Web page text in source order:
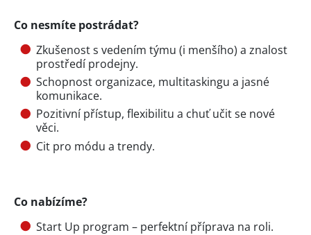
Co nesmíte postrádat?
Zkušenost s vedením týmu (i menšího) a znalost
prostředí prodejny.
Schopnost organizace, multitaskingu a jasné
komunikace.
Pozitivní přístup, flexibilitu a chuť učit se nové
věci.
Cit pro módu a trendy.
Co nabízíme?
Start Up program – perfektní příprava na roli.